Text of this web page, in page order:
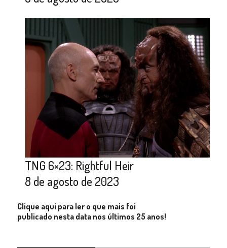
TNG 6×23: Rightful Heir
8 de agosto de 2023
Clique aqui para ler o que mais foi
publicado nesta data nos últimos 25 anos!